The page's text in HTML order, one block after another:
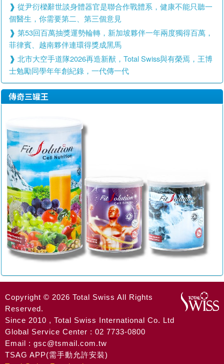
從尹衍樑辭世談身體器官是聯合作戰體系，健康不能只聽一
個醫生，你需要第二、第三個意見
第53回百萬抽獎運勢輪轉，新加坡夥伴一年兩度獨得百萬，
菲律賓、越南夥伴連環得獎成黑馬
北市大空手道隊2026再造新猷，Total Swiss與有榮焉，王博
士勉勵同學年年創紀錄，一代傳一代
傳奇三罐王
Copyright © 2026 Total Swiss All Rights
Reserved.
Since 2010 , Total Swiss International Co. Ltd
Global Service Center : 02 7733-0800
Email : gsc@tsmail.com.tw
TSAG APP(需手動允許安裝)